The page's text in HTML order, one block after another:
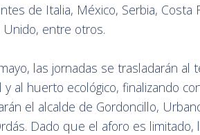
de Italia, México, Serbia, Costa
Unido, entre otros.
las jornadas se trasladarán al
y al huerto ecológico, finalizando
el alcalde de Gordoncillo,
Dado que el aforo es